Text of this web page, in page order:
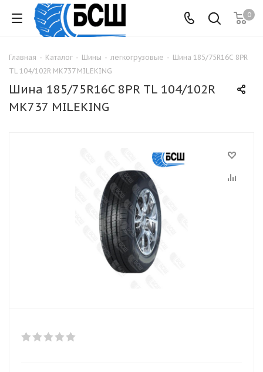
0
Главная - Каталог - Шины - легкогрузовые - Шина 185/75R16C 8PR
TL 104/102R МК737 MILEKING
Шина 185/75R16C 8PR TL 104/102R
МК737 MILEKING